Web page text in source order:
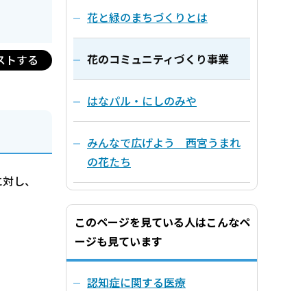
トする
し、
花と緑のまちづくりとは
花のコミュニティづくり事業
はなパル・にしのみや
みんなで広げよう 西宮うまれ
の花たち
このページを見ている人はこんなペ
ージも見ています
認知症に関する医療